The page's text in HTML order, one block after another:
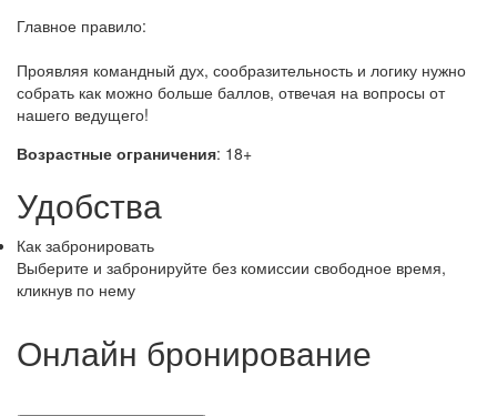
Главное правило:
Проявляя командный дух, сообразительность и логику нужно
собрать как можно больше баллов, отвечая на вопросы от
нашего ведущего!
Возрастные ограничения: 18+
Удобства
Как забронировать
Выберите и забронируйте без комиссии свободное время,
кликнув по нему
Онлайн бронирование